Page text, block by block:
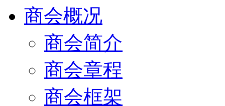
商会概况
商会简介
商会章程
商会框架